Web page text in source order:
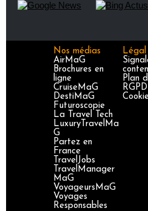
Nos médias
AirMaG
Brochures en
ligne
CruiseMaG
DestiMaG
Futuroscopie
La Travel Tech
LuxuryTravelMa
G
Partez en
France
TravelJobs
TravelManager
MaG
VoyageursMaG
Voyages
Responsables
Légal
Plan
RGPD